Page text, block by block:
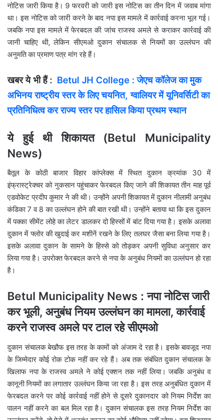
नोटिस जारी किया है। 9 फरवरी काे जारी इस नोटिस का तीन दिन में जवाब मांगा
था। इस नोटिस को जारी करने के बाद नपा इस मामले में कार्रवाई करना भूल गई।
जबकि नपा इस मामले में फेरबदल की जांच राजस्व अमले से कराकर कार्रवाई की
जानी चाहिए थी, लेकिन सीएमओ दुकान संचालक से नियमों का उल्लंघन की
अनुमति का प्रमाण पत्र मांग रहे हैं।
खबर ये भी हैं : Betul JH College : जेएच कॉलेज का मुक
अभिनय राष्ट्रीय स्तर के लिए चयनित, ग्वालियर में यूनिवर्सिटी का
प्रतिनिधित्व कर राज्य स्तर पर हासिल किया प्रथम स्थान
ये हुई थी शिकायत (Betul Municipality
News)
बैतूल के कोठी बाजार विहार कांप्लेक्स में स्थित दुकान क्रमांक 30 में
इंफ्रास्ट्रेक्चर को नुकसान पहुंचाकर फेरबदल किए जाने की शिकायत तीन माह पूर्व
एडवोकेट प्रदीप कुमार ने की थी। उन्होंने अपनी शिकायत में दुकान नीलामी अनुबंध
कंडिका 7 व 8 का उल्लंघन होने की बात रखी थी। उन्होंने बताया था कि इस दुकान
में पक्का सीमेंट लोहे का लेटर डालकर दो हिस्सों में बांट दिया गया है। इसके अलावा
दुकान में फ्लोर की खुदाई कर मशीनें रखने के लिए तलघर जैसा बना लिया गया है।
इसके अलावा दुकान के सामने के हिस्से को तोड़कर अपनी सुविधा अनुसार कर
लिया गया है। उपराेक्त फेरबदल करने से नपा के अनुबंध नियमाें का उल्लंघन हो रहा
है।
Betul Municipality News : नपा नोटिस जारी
कर भूली, अनुबंध नियम उल्लंघन का मामला, कार्रवाई
करने राजस्व अमले पर टाल रहे सीएमओ
दुकान संचालक बेखौफ इस तरह के कामों को अंजाम दे रहा है। इसके बावजूद नपा
के जिम्मेदार कोई रोक टोक नहीं कर रहे हैं। अब तक संबंधित दुकान संचालक के
खिलाफ नपा के राजस्व अमले ने कोई एक्शन तक नहीं लिया। जबकि अनुबंध व
कानूनी नियमों का लगातार उल्लंघन किया जा रहा है। इस तरह अनुबंधित दुकान में
फेरबदल करने पर कोई कार्रवाई नहीं होने से दूसरे दुकानदार को नियम निर्देश का
पालन नहीं करने का बल मिल रहा है। दुकान संचालक इस तरह नियम निर्देश का